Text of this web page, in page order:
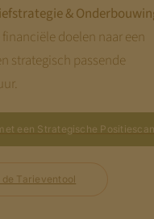
&
doelen naar een
strategisch passende
een Strategische Positiescan
Tarieventool